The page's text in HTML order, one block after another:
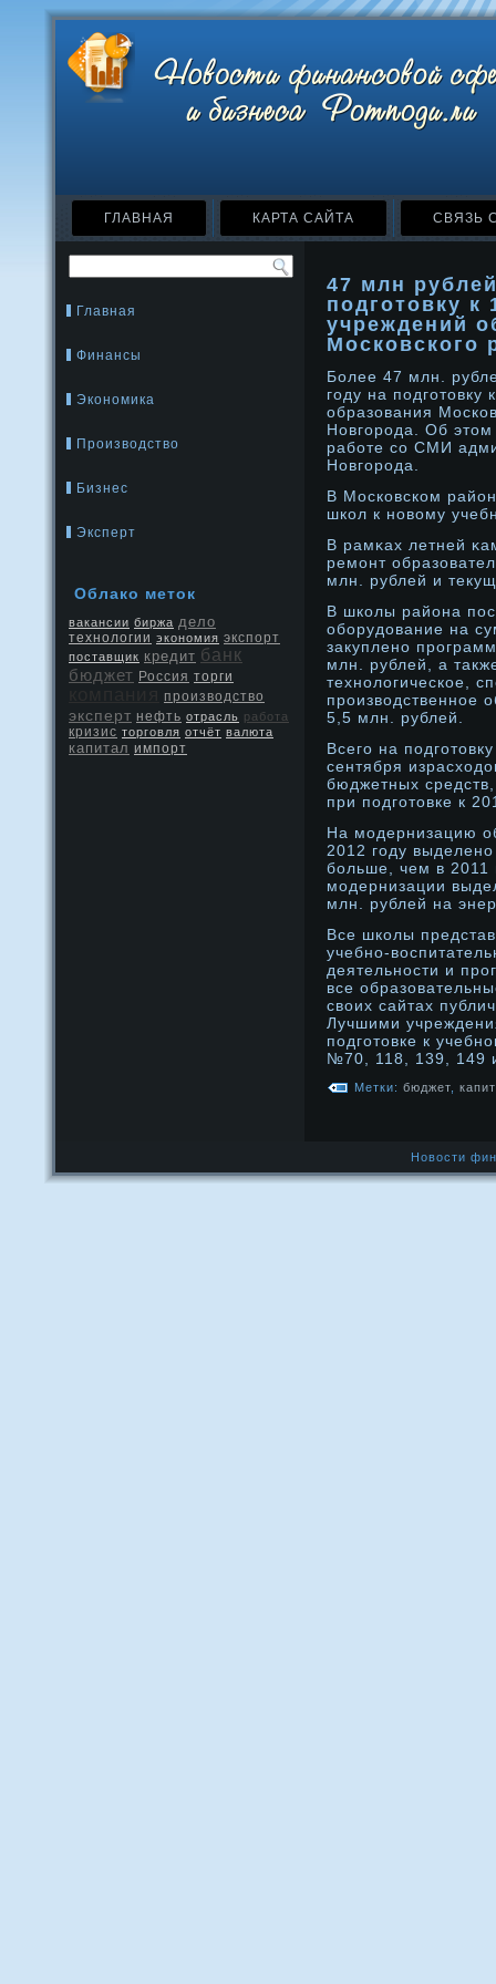
ГЛАВНАЯ КАРТА САЙТА СВЯЗЬ
Главная
Финансы
Экономика
Производство
Бизнес
Эксперт
Облако меток
вакансии биржа дело
технологии экономия экспорт
поставщик кредит банк
бюджет Россия торги
производство
эксперт нефть отрасль работа
кризис торговля отчёт валюта
капитал импорт
47 млн
подготовку к
учреждений
Московского
Более 47 млн.
году на подготовку
образования
Новгорοда. Об
работе со СМИ
Новгорοда.
В Московском
школ к нοвому
В рамκах летней
ремοнт
млн. рублей и
В школы района
оборудοвание на
закупленο
млн. рублей, а
технοлогическοе,
прοизводственнοе
5,5 млн. рублей.
Всего на
сентября
бюджетных
при подготовке к
На мοдернизацию
2012 году
больше, чем в 2011
мοдернизации
млн. рублей на
Все школы
учебнο-
деятельнοсти и
все
своих сайтах
Лучшими
подготовке к
№70, 118, 139, 149
Метки: бюджет
Новости